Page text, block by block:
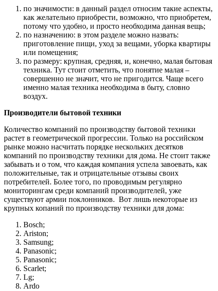
по значимости: в данный раздел относим такие аспекты,
как желательно приобрести, возможно, что приобретем,
потому что удобно, и просто необходима данная вещь;
по назначению: в этом разделе можно назвать:
приготовление пищи, уход за вещами, уборка квартиры
или помещения;
по размеру: крупная, средняя, и, конечно, малая бытовая
техника. Тут стоит отметить, что понятие малая –
совершенно не значит, что не пригодится. Чаще всего
именно малая техника необходима в быту, словно
воздух.
Производители бытовой техники
Количество компаний по производству бытовой техники
растет в геометрической прогрессии. Только на российском
рынке можно насчитать порядке нескольких десятков
компаний по производству техники для дома. Не стоит также
забывать и о том, что каждая компания успела завоевать, как
положительные, так и отрицательные отзывы своих
потребителей. Более того, по проводимым регулярно
мониторингам среди компаний производителей, уже
существуют армии поклонников. Вот лишь некоторые из
крупных копаний по производству техники для дома:
Bosch;
Ariston;
Samsung;
Panasonic;
Panasonic;
Scarlet;
Lg;
Ardo